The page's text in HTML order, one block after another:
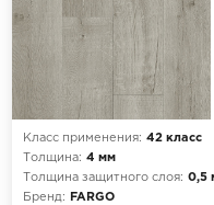
Класс применения: 42 класс
Толщина: 4 мм
Толщина защитного слоя: 0,5
Бренд:
FARGO